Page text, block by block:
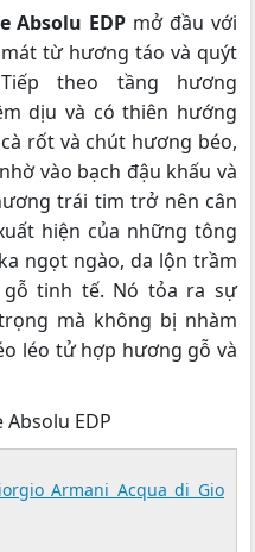
Absolu EDP mở đầu với
từ hương táo và quýt
theo tầng hương
dịu và có thiên hướng
rốt và chút hương béo,
vào bạch đậu khấu và
trái tim trở nên cân
hiện của những tông
ngọt ngào, da lộn trầm
gỗ tinh tế. Nó tỏa ra sự
mà không bị nhàm
léo tử hợp hương gỗ và
Armani Acqua di Gio